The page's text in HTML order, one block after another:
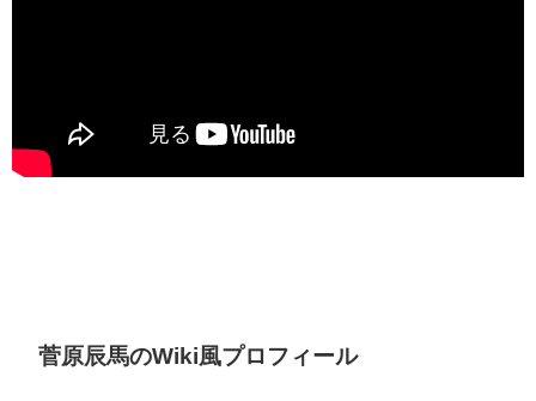
菅原辰馬のWiki風プロフィール